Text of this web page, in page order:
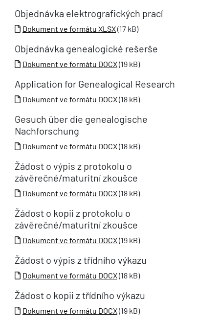
Objednávka elektrografických prací
Dokument ve formátu XLSX(17 kB)
Objednávka genealogické rešerše
Dokument ve formátu DOCX(19 kB)
Application for Genealogical Research
Dokument ve formátu DOCX(18 kB)
Gesuch über die genealogische
Nachforschung
Dokument ve formátu DOCX(18 kB)
Žádost o výpis z protokolu o
závěrečné/maturitní zkoušce
Dokument ve formátu DOCX(18 kB)
Žádost o kopii z protokolu o
závěrečné/maturitní zkoušce
Dokument ve formátu DOCX(19 kB)
Žádost o výpis z třídního výkazu
Dokument ve formátu DOCX(18 kB)
Žádost o kopii z třídního výkazu
Dokument ve formátu DOCX(19 kB)